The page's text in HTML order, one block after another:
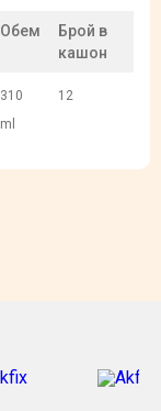
Обем
Брой в
кашон
310
ml
12